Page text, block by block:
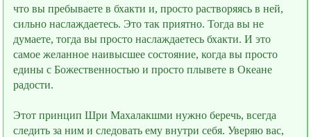
что вы пребываете в бхакти и, просто растворяясь в ней,
сильно наслаждаетесь. Это так приятно. Тогда вы не
думаете, тогда вы просто наслаждаетесь бхакти. И это
самое желанное наивысшее состояние, когда вы просто
едины с Божественностью и просто плывeте в Океане
радости.
Этот принцип Шри Махалакшми нужно беречь, всегда
следить за ним и следовать ему внутри себя. Уверяю вас,